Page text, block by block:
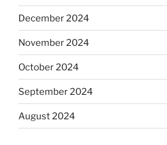
December 2024
November 2024
October 2024
September 2024
August 2024